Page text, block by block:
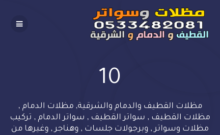
to
content
10
مظلات القطيف والدمام والشرقية, مظلات الدمام ,
مظلات القطيف , سواتر القطيف , سواتر الدمام , تركيب
مظلات وسواتر , وبرجولات جلسات , وهناجر , وغيرها من